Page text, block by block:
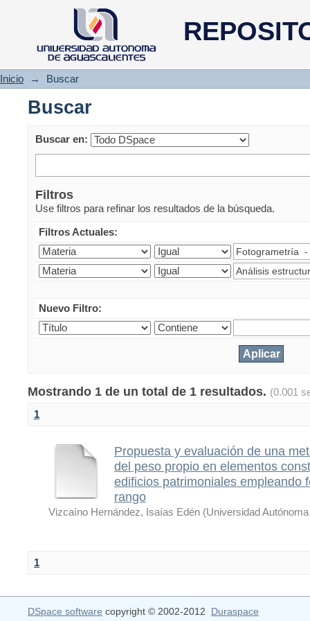
Buscar
Inicio → Buscar
Buscar
Buscar en:
Filtros
Use filtros para refinar los resultados de la búsqueda.
Filtros Actuales:
Nuevo Filtro:
Mostrando 1 de un total de 1 resultados. (0.001
1
Propuesta y evaluación de una
del peso propio en elementos
edificios patrimoniales empleando
rango
Vizcaíno Hernández, Isaías Edén (Universidad
1
DSpace software copyright © 2002-2012 Duraspace